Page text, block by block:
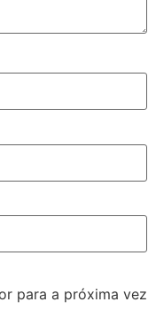
para a próxima vez